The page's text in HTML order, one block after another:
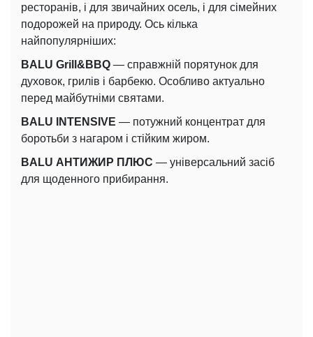
ресторанів, і для звичайних осель, і для сімейних
подорожей на природу. Ось кілька
найпопулярніших:
BALU Grill&BBQ — справжній порятунок для
духовок, грилів і барбекю. Особливо актуально
перед майбутніми святами.
BALU INTENSIVE — потужний концентрат для
боротьби з нагаром і стійким жиром.
BALU АНТИЖИР ПЛЮС — універсальний засіб
для щоденного прибирання.